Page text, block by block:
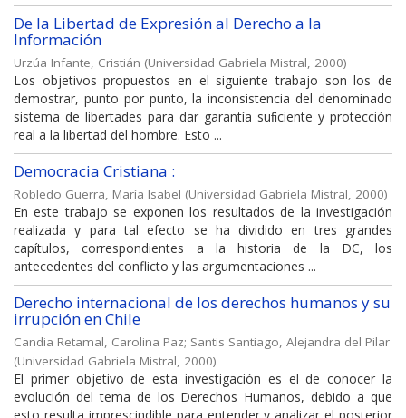
De la Libertad de Expresión al Derecho a la
Información
Urzúa Infante, Cristián (Universidad Gabriela Mistral, 2000)
Los objetivos propuestos en el siguiente trabajo son los de
demostrar, punto por punto, la inconsistencia del denominado
sistema de libertades para dar garantía suﬁciente y protección
real a la libertad del hombre. Esto ...
Democracia Cristiana :
Robledo Guerra, María Isabel (Universidad Gabriela Mistral, 2000)
En este trabajo se exponen los resultados de la investigación
realizada y para tal efecto se ha dividido en tres grandes
capítulos, correspondientes a la historia de la DC, los
antecedentes del conflicto y las argumentaciones ...
Derecho internacional de los derechos humanos y su
irrupción en Chile
Candia Retamal, Carolina Paz; Santis Santiago, Alejandra del Pilar
(Universidad Gabriela Mistral, 2000)
El primer objetivo de esta investigación es el de conocer la
evolución del tema de los Derechos Humanos, debido a que